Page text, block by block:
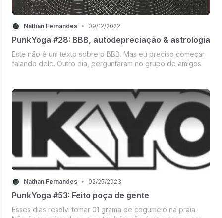
Nathan Fernandes • 09/12/2022
PunkYoga #28: BBB, autodepreciação & astrologia
Este não é um texto sobre o BBB. Mas eu preciso começar
falando dele. Outro dia, perguntaram no grupo de amigos
período de quarent...
Nathan Fernandes • 02/25/2023
PunkYoga #53: Feito poça de gente
Esses dias resolvi tomar 01 grama de cogumelo na praia.